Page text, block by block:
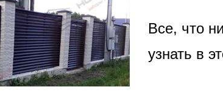
ВЫБОР ПО ХАРАКТЕРИСТИКАМ
Горизонтальные заборы
Высокие заборы
Красивые, дизайнерские заборы
Все, что
узнать в